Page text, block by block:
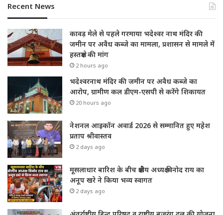
Recent News
कावड़ मेले से पहले गरमाया भदेश्वर नाथ मंदिर की
जमीन पर अवैध कब्जे का मामला, प्रशासन से मामले में
हस्तक्षेप की मांग
2 hours ago
भदेश्वरनाथ मंदिर की जमीन पर अवैध कब्जे का
आरोप, ग्रामीण कल डीएम-एसपी से करेंगे शिकायत
20 hours ago
नेशनल आइकॉन अवार्ड 2026 से सम्मानित हुए महेश
प्रताप श्रीवास्तव
2 days ago
मूसलाधार बारिश के बीच क्षेत्रीय अध्यक्ष विनोद राय का
अनूप खरे ने किया भव्य स्वागत
2 days ago